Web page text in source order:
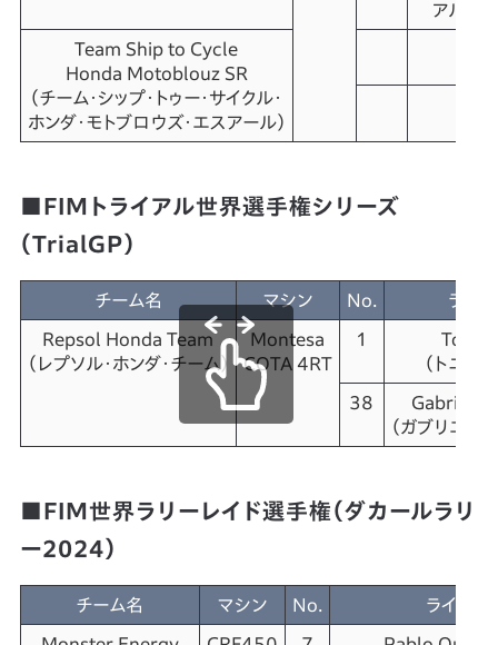
アルファ
Team Ship to Cycle
Honda Motoblouz SR
（チーム・シップ・トゥー・サイクル・
ホンダ・モトブロウズ・エスアール）
■FIMトライアル世界選手権シリーズ
（TrialGP）
チーム名 マシン No. ライ
Repsol Honda Team
（レプソル・ホンダ・チーム）
Montesa
COTA 4RT
1
Toni
（トニー・
38
Gabriel
（ガブリエル
■FIM世界ラリーレイド選手権（ダカールラリ
ー2024）
チーム名 マシン No. ライダー